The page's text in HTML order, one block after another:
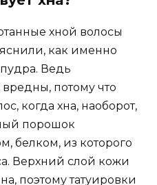
хной волосы
как именно
Ведь
потому что
когда хна, наоборот,
порошок
белком, из которого
Верхний слой кожи
поэтому татуировки